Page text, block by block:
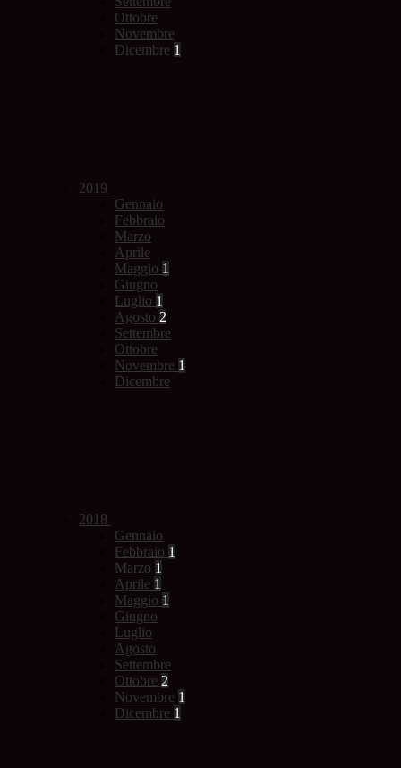
Ottobre
Novembre
Dicembre 1
2019
Gennaio
Febbraio
Marzo
Aprile
Maggio 1
Giugno
Luglio 1
Agosto 2
Settembre
Ottobre
Novembre 1
Dicembre
2018
Gennaio
Febbraio 1
Marzo 1
Aprile 1
Maggio 1
Giugno
Luglio
Agosto
Settembre
Ottobre 2
Novembre 1
Dicembre 1